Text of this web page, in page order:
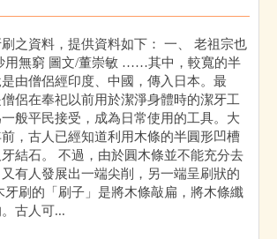
之資料，提供資料如下： 一、 老祖宗也
用無窮 圖文/董崇敏 ……其中，較寬的半
由僧侶經印度、中國，傳入日本。最
侶在奉祀以前用於潔淨身體時的潔牙工
般平民接受，成為日常使用的工具。大
，古人已經知道利用木條的半圓形凹槽
結石。 不過，由於圓木條並不能充分去
有人發展出一端尖削，另一端呈刷狀的
牙刷的「刷子」是將木條敲扁，將木條纖
古人可...